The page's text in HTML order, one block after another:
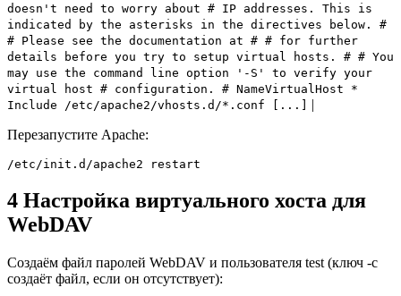
doesn't need to worry about # IP addresses. This is
indicated by the asterisks in the directives below. #
# Please see the documentation at # # for further
details before you try to setup virtual hosts. # # You
may use the command line option '-S' to verify your
virtual host # configuration. # NameVirtualHost *
Include /etc/apache2/vhosts.d/*.conf [...]
|
Перезапустите Apache:
/etc/init.d/apache2 restart
4 Настройка виртуального хоста для
WebDAV
Создаём файл паролей WebDAV и пользователя test (ключ -c
создаёт файл, если он отсутствует):